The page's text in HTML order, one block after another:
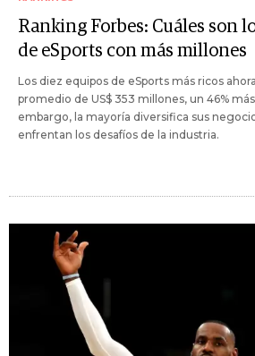
Ranking Forbes: Cuáles son
de eSports con más millones
Los diez equipos de eSports más ricos
promedio de US$ 353 millones, un 46%
embargo, la mayoría diversifica sus
enfrentan los desafíos de la industria.